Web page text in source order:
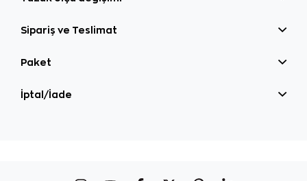
Sipariş ve Teslimat
Paket
İptal/İade